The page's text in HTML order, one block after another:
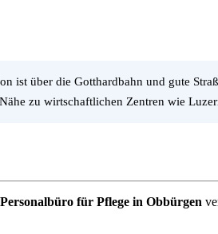
ist über die Gotthardbahn und gute
zu wirtschaftlichen Zentren wie
Personalbüro für Pflege in Obbürgen